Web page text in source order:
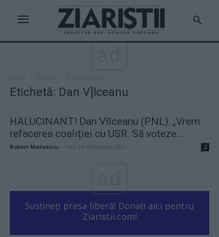
Etichetă: Dan V]lceanu
HALUCINANT! Dan Vîlceanu (PNL): „Vrem
refacerea coaliției cu USR. Să voteze...
Robert Mateescu luni, 25 octombrie 2021 2
Susțineți presa liberă! Donați aici pentru
Ziaristii.com!